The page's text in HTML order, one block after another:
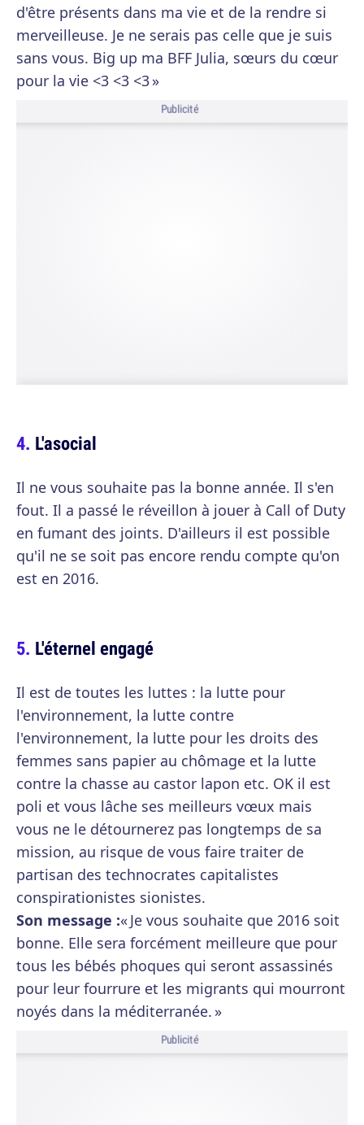
d'être présents dans ma vie et de la rendre si
merveilleuse. Je ne serais pas celle que je suis
sans vous. Big up ma BFF Julia, sœurs du cœur
pour la vie <3 <3 <3 »
Publicité
L'asocial
Il ne vous souhaite pas la bonne année. Il s'en
fout. Il a passé le réveillon à jouer à Call of Duty
en fumant des joints. D'ailleurs il est possible
qu'il ne se soit pas encore rendu compte qu'on
est en 2016.
L'éternel engagé
Il est de toutes les luttes : la lutte pour
l'environnement, la lutte contre
l'environnement, la lutte pour les droits des
femmes sans papier au chômage et la lutte
contre la chasse au castor lapon etc. OK il est
poli et vous lâche ses meilleurs vœux mais
vous ne le détournerez pas longtemps de sa
mission, au risque de vous faire traiter de
partisan des technocrates capitalistes
conspirationistes sionistes.
Son message :« Je vous souhaite que 2016 soit
bonne. Elle sera forcément meilleure que pour
tous les bébés phoques qui seront assassinés
pour leur fourrure et les migrants qui mourront
noyés dans la méditerranée. »
Publicité